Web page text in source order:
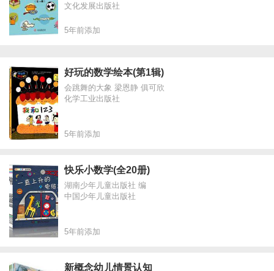
文化发展出版社
5年前添加
好玩的数学绘本(第1辑)
会跳舞的大象 梁恩静 俱可欣
化学工业出版社
5年前添加
快乐小数学(全20册)
湖南少年儿童出版社 编
中国少年儿童出版社
5年前添加
新概念幼儿情景认知